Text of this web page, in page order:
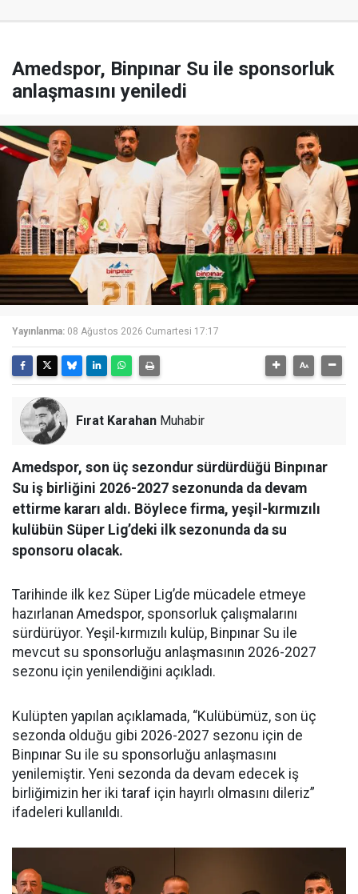
Amedspor, Binpınar Su ile sponsorluk
anlaşmasını yeniledi
Yayınlanma: 08 Ağustos 2026 Cumartesi 17:17
Fırat Karahan Muhabir
Amedspor, son üç sezondur sürdürdüğü Binpınar
Su iş birliğini 2026-2027 sezonunda da devam
ettirme kararı aldı. Böylece firma, yeşil-kırmızılı
kulübün Süper Lig’deki ilk sezonunda da su
sponsoru olacak.
Tarihinde ilk kez Süper Lig’de mücadele etmeye
hazırlanan Amedspor, sponsorluk çalışmalarını
sürdürüyor. Yeşil-kırmızılı kulüp, Binpınar Su ile
mevcut su sponsorluğu anlaşmasının 2026-2027
sezonu için yenilendiğini açıkladı.
Kulüpten yapılan açıklamada, “Kulübümüz, son üç
sezonda olduğu gibi 2026-2027 sezonu için de
Binpınar Su ile su sponsorluğu anlaşmasını
yenilemiştir. Yeni sezonda da devam edecek iş
birliğimizin her iki taraf için hayırlı olmasını dileriz”
ifadeleri kullanıldı.